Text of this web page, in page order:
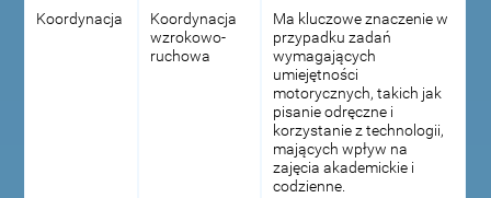
Koordynacja
Koordynacja
wzrokowo-
ruchowa
Ma kluczowe znaczenie w
przypadku zadań
wymagających
umiejętności
motorycznych, takich jak
pisanie odręczne i
korzystanie z technologii,
mających wpływ na
zajęcia akademickie i
codzienne.